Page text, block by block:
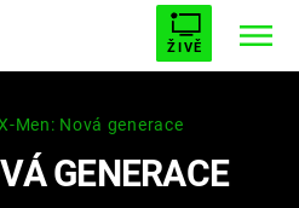
ŽIVĚ
PŘEMOŽITELKA UPÍRŮ
AVENGERS 5
Men: Nová generace
GENERACE